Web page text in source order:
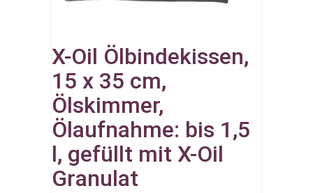
X-Oil Ölbindekissen,
15 x 35 cm,
Ölskimmer,
Ölaufnahme: bis 1,5
l, gefüllt mit X-Oil
Granulat